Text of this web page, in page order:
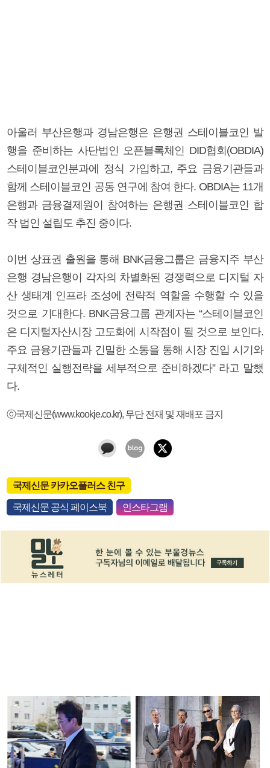
아울러 부산은행과 경남은행은 은행권 스테이블코인 발
행을 준비하는 사단법인 오픈블록체인 DID협회(OBDIA)
스테이블코인분과에 정식 가입하고, 주요 금융기관들과
함께 스테이블코인 공동 연구에 참여 한다. OBDIA는 11개
은행과 금융결제원이 참여하는 은행권 스테이블코인 합
작 법인 설립도 추진 중이다.
이번 상표권 출원을 통해 BNK금융그룹은 금융지주 부산
은행 경남은행이 각자의 차별화된 경쟁력으로 디지털 자
산 생태계 인프라 조성에 전략적 역할을 수행할 수 있을
것으로 기대한다. BNK금융그룹 관계자는 “스테이블코인
은 디지털자산시장 고도화에 시작점이 될 것으로 보인다.
주요 금융기관들과 긴밀한 소통을 통해 시장 진입 시기와
구체적인 실행전략을 세부적으로 준비하겠다” 라고 말했
다.
ⓒ국제신문(www.kookje.co.kr), 무단 전재 및 재배포 금지
국제신문 카카오플러스 친구
국제신문 공식 페이스북 인스타그램